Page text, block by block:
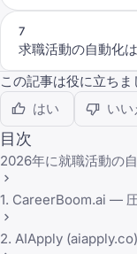
7
求職活動の自動化
この記事は役に立ちま
はい
いい
目次
2026年に就職活動の
1. CareerBoom.ai —
2. AIApply